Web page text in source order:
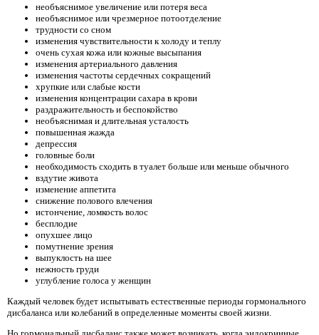
необъяснимое увеличение или потеря веса
необъяснимое или чрезмерное потоотделение
трудности со сном
изменения чувствительности к холоду и теплу
очень сухая кожа или кожные высыпания
изменения артериального давления
изменения частоты сердечных сокращений
хрупкие или слабые кости
изменения концентрации сахара в крови
раздражительность и беспокойство
необъяснимая и длительная усталость
повышенная жажда
депрессия
головные боли
необходимость сходить в туалет больше или меньше обычного
вздутие живота
изменение аппетита
снижение полового влечения
истончение, ломкость волос
бесплодие
опухшее лицо
помутнение зрения
выпуклость на шее
нежность груди
углубление голоса у женщин
Каждый человек будет испытывать естественные периоды гормонального
дисбаланса или колебаний в определенные моменты своей жизни.